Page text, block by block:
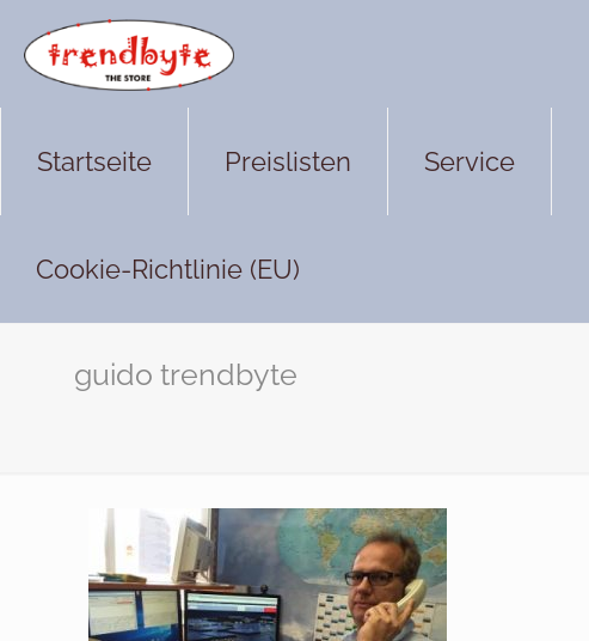
Startseite Preislisten Service
Cookie-Richtlinie (EU)
guido trendbyte